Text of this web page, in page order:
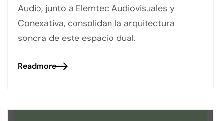
Audio, junto a Elemtec Audiovisuales y
Conexativa, consolidan la arquitectura
sonora de este espacio dual.
Readmore